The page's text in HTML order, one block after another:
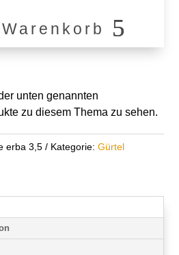
unten genannten
zu diesem Thema zu sehen.
erba 3,5 Kategorie: Gürtel